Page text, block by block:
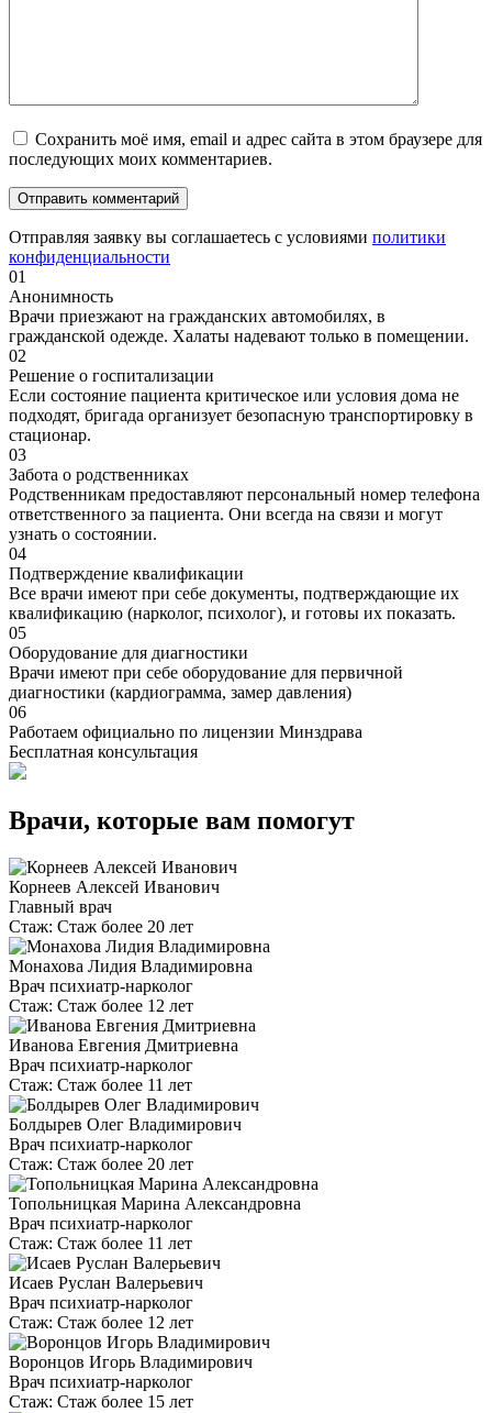
Сохранить моё имя, email и адрес сайта в этом браузере для
последующих моих комментариев.
Отправляя заявку вы соглашаетесь с условиями политики
конфиденциальности
01
Анонимность
Врачи приезжают на гражданских автомобилях, в
гражданской одежде. Халаты надевают только в помещении.
02
Решение о госпитализации
Если состояние пациента критическое или условия дома не
подходят, бригада организует безопасную транспортировку в
стационар.
03
Забота о родственниках
Родственникам предоставляют персональный номер телефона
ответственного за пациента. Они всегда на связи и могут
узнать о состоянии.
04
Подтверждение квалификации
Все врачи имеют при себе документы, подтверждающие их
квалификацию (нарколог, психолог), и готовы их показать.
05
Оборудование для диагностики
Врачи имеют при себе оборудование для первичной
диагностики (кардиограмма, замер давления)
06
Работаем официально по лицензии Минздрава
Бесплатная консультация
Врачи, которые вам помогут
Корнеев Алексей Иванович
Главный врач
Стаж: Стаж более 20 лет
Монахова Лидия Владимировна
Врач психиатр-нарколог
Стаж: Стаж более 12 лет
Иванова Евгения Дмитриевна
Врач психиатр-нарколог
Стаж: Стаж более 11 лет
Болдырев Олег Владимирович
Врач психиатр-нарколог
Стаж: Стаж более 20 лет
Топольницкая Марина Александровна
Врач психиатр-нарколог
Стаж: Стаж более 11 лет
Исаев Руслан Валерьевич
Врач психиатр-нарколог
Стаж: Стаж более 12 лет
Воронцов Игорь Владимирович
Врач психиатр-нарколог
Стаж: Стаж более 15 лет